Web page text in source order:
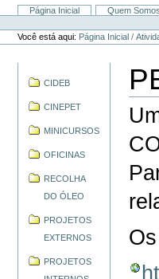
NavegaçãoPágina Inicial Quem Somos
Ferramentas
Pessoais
Você está aqui: Página Inicial /
CIDEB
CINEPET
MINICURSOS
OFICINAS
RECOLHA
DO ÓLEO
PROJETOS
EXTERNOS
PROJETOS